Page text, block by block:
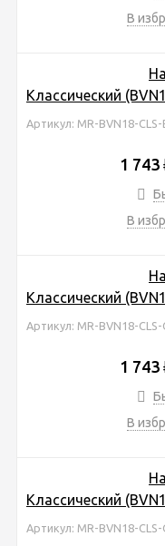
В
Классический
Артикул: MR-BVN18-CLS-
1 743
В
Классический
Артикул: MR-BVN18-CLS-
1 743
В
Классический
Артикул: MR-BVN18-CLS-